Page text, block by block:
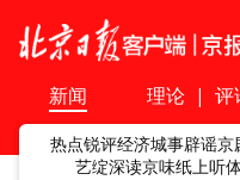
新闻 理论 | 评
热点锐评经济城事辟谣京
艺绽深读京味纸上听